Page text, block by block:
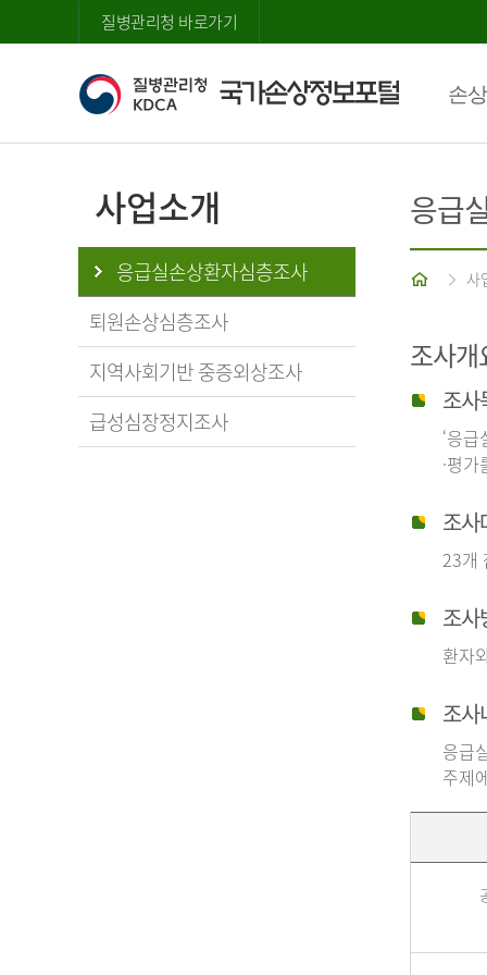
질병관리청 바로가기
손
사업소개
응급실손상환자심층조사
퇴원손상심층조사
지역사회기반 중증외상조사
급성심장정지조사
응급
홈 사
조사개
조사
‘응
·평
조사
23개
조사
환자
조사
응급
주제